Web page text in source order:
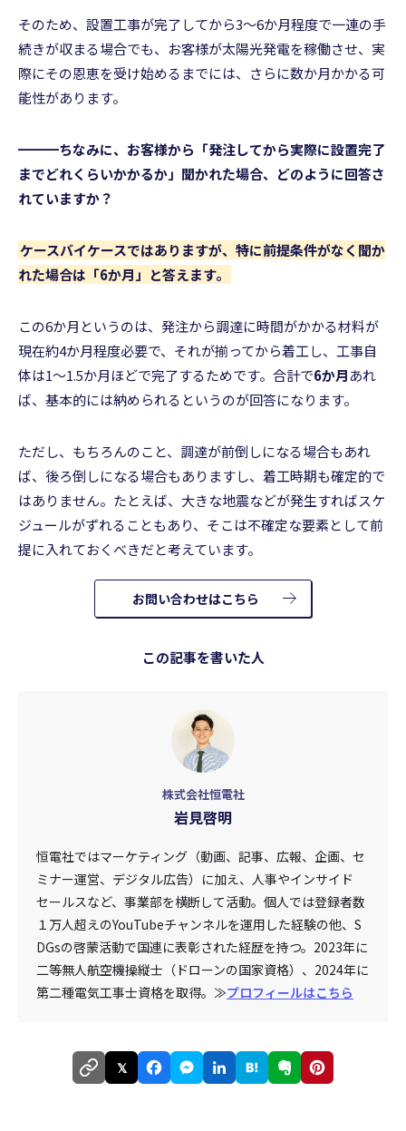
そのため、設置工事が完了してから3〜6か月程度で一連の手
続きが収まる場合でも、お客様が太陽光発電を稼働させ、実
際にその恩恵を受け始めるまでには、さらに数か月かかる可
能性があります。
━━━ちなみに、お客様から「発注してから実際に設置完了
までどれくらいかかるか」聞かれた場合、どのように回答さ
れていますか？
ケースバイケースではありますが、特に前提条件がなく聞か
れた場合は「6か月」と答えます。
この6か月というのは、発注から調達に時間がかかる材料が
現在約4か月程度必要で、それが揃ってから着工し、工事自
体は1〜1.5か月ほどで完了するためです。合計で6か月あれ
ば、基本的には納められるというのが回答になります。
ただし、もちろんのこと、調達が前倒しになる場合もあれ
ば、後ろ倒しになる場合もありますし、着工時期も確定的で
はありません。たとえば、大きな地震などが発生すればスケ
ジュールがずれることもあり、そこは不確定な要素として前
提に入れておくべきだと考えています。
お問い合わせはこちら
この記事を書いた人
株式会社恒電社
岩見啓明
恒電社ではマーケティング（動画、記事、広報、企画、セ
ミナー運営、デジタル広告）に加え、人事やインサイド
セールスなど、事業部を横断して活動。個人では登録者数
１万人超えのYouTubeチャンネルを運用した経験の他、S
DGsの啓蒙活動で国連に表彰された経歴を持つ。2023年に
二等無人航空機操縦士（ドローンの国家資格）、2024年に
第二種電気工事士資格を取得。≫プロフィールはこちら
𝕏